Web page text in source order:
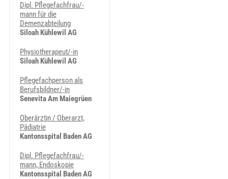
Dipl. Pflegefachfrau/-
mann für die
Demenzabteilung
Siloah Kühlewil AG
Physiotherapeut/-in
Siloah Kühlewil AG
Pflegefachperson als
Berufsbildner/-in
Senevita Am Maiegrüen
Oberärztin / Oberarzt,
Pädiatrie
Kantonsspital Baden AG
Dipl. Pflegefachfrau/-
mann, Endoskopie
Kantonsspital Baden AG